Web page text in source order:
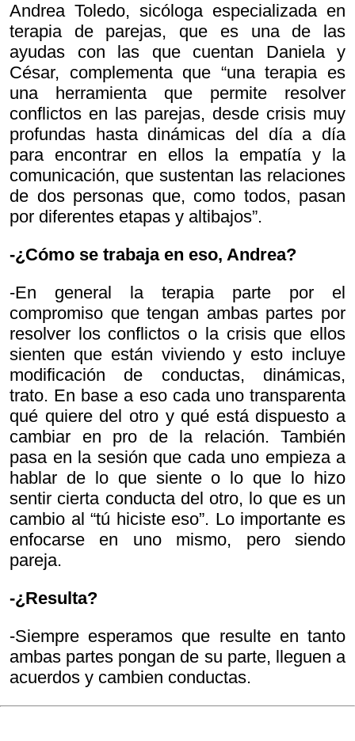
Andrea Toledo, sicóloga especializada en
terapia de parejas, que es una de las
ayudas con las que cuentan Daniela y
César, complementa que “una terapia es
una herramienta que permite resolver
conflictos en las parejas, desde crisis muy
profundas hasta dinámicas del día a día
para encontrar en ellos la empatía y la
comunicación, que sustentan las relaciones
de dos personas que, como todos, pasan
por diferentes etapas y altibajos”.
-¿Cómo se trabaja en eso, Andrea?
-En general la terapia parte por el
compromiso que tengan ambas partes por
resolver los conflictos o la crisis que ellos
sienten que están viviendo y esto incluye
modificación de conductas, dinámicas,
trato. En base a eso cada uno transparenta
qué quiere del otro y qué está dispuesto a
cambiar en pro de la relación. También
pasa en la sesión que cada uno empieza a
hablar de lo que siente o lo que lo hizo
sentir cierta conducta del otro, lo que es un
cambio al “tú hiciste eso”. Lo importante es
enfocarse en uno mismo, pero siendo
pareja.
-¿Resulta?
-Siempre esperamos que resulte en tanto
ambas partes pongan de su parte, lleguen a
acuerdos y cambien conductas.